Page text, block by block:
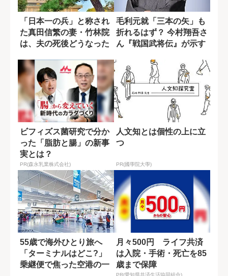
「日本一の兵」と称され
た真田信繁の妻・竹林院
は、夫の死後どうなった
毛利元就「三本の矢」も
折れるはず？ 今村翔吾さ
ん『戦国武将伝』が示す
ビフィズス菌研究で分か
った「脂肪と腸」の新事
実とは？
PR(森永乳業株式会社)
人文知とは個性の上に立
つ
PR(國學院大學)
55歳で海外ひとり旅へ
「ターミナルはどこ?」
乗継便で焦った空港の一
月々500円 ライフ共済
は入院・手術・死亡を85
歳まで保障